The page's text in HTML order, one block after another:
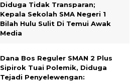
Diduga Tidak Transparan;
Kepala Sekolah SMA Negeri 1
Bilah Hulu Sulit Di Temui Awak
Media
Dana Bos Reguler SMAN 2 Plus
Sipirok Tuai Polemik, Diduga
Tejadi Penyelewengan: